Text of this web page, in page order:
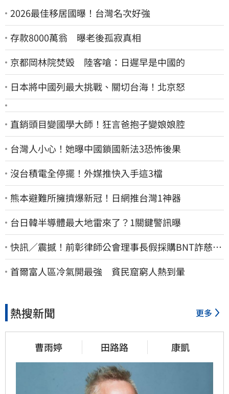
2026最佳移居國曝！台灣名次好強
存款8000萬翁 曝老後孤寂真相
京都岡林院焚毀 陸客嗆：日遲早是中國的
日本將中國列最大挑戰、關切台海！北京怒
直銷頭目變國學大師！狂言爸抱子變娘娘腔
台灣人小心！她曝中國鎖國新法3恐怖後果
沒台積電全停擺！外媒推快入手這3檔
熊本避難所擁擠爆新冠！日網推台灣1神器
台日韓半導體最大地雷來了？1關鍵警訊曝
快訊／震撼！前彰律師公會理事長假採購BNT詐慈濟
10億、洗錢囤232kg黃金
首爾富人區冷氣開最強 貧民窟窮人熱到暈
熱搜新聞 更多
曹雨婷 田路路 康凱